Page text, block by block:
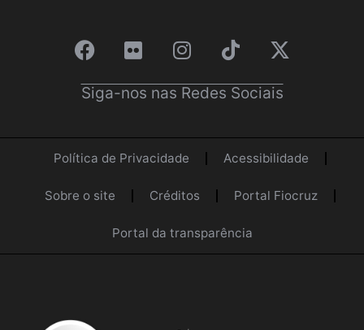
Siga-nos nas Redes Sociais
Política de Privacidade Acessibilidade
Sobre o site Créditos Portal Fiocruz
Portal da transparência